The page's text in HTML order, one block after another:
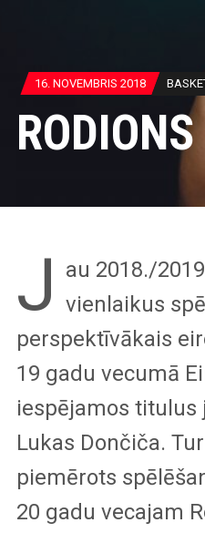
16. NOVEMBRIS 2018
J
au 2018./
vienlaikus
perspektīvākais
19 gadu vecumā
iespējamos titulus
Lukas Dončiča.
piemērots
20 gadu vecajam